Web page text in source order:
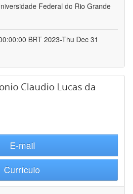
Federal do Rio Grande
BRT 2023-Thu Dec 31
Claudio Lucas da
E-mail
Currículo